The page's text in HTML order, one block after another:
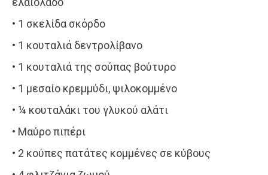
• 1 σκελίδα σκόρδο
• 1 κουταλιά δεντρολίβανο
• 1 κουταλιά της σούπας βούτυρο
• 1 μεσαίο κρεμμύδι, ψιλοκομμένο
• ¼ κουταλάκι του γλυκού αλάτι
• Μαύρο πιπέρι
• 2 κούπες πατάτες κομμένες σε κύβους